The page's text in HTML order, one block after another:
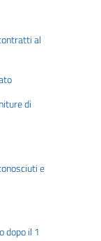
al
di
e
dopo il 1